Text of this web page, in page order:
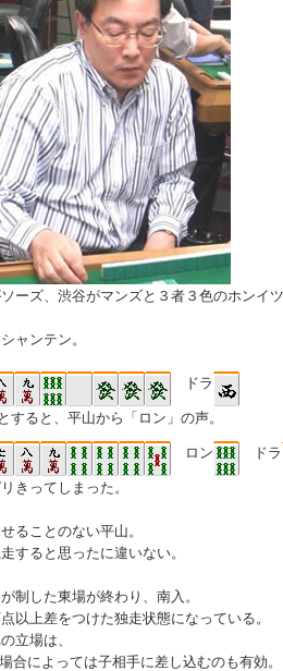
ーズ、渋谷がマンズと３者３色のホンイ
ャンテン。
ドラ
とすると、平山から「ロン」の声。
ロン
ドラ
きってしまった。
ることのない平山。
すると思ったに違いない。
制した東場が終わり、南入。
以上差をつけた独走状態になっている。
立場は、
合によっては子相手に差し込むのも有効。